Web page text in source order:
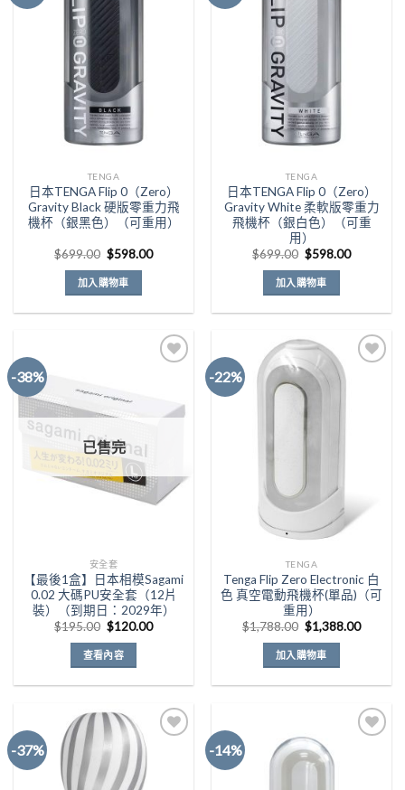
TENGA
日本TENGA Flip 0（Zero）
Gravity Black 硬版零重力飛
機杯（銀黑色）（可重用）
$699.00 原
始
價
格：
$699.00。
$598.00目
加入購物車
TENGA
日本TENGA Flip 0（Zero）
Gravity White 柔軟版零重力
飛機杯（銀白色）（可重
用）
$699.00 原
始
價
格：
$699.00。
$598.00目
加入購物車
-38%
Add to
Wishlist
已售完
安全套
【最後1盒】日本相模Sagami
0.02 大碼PU安全套（12片
裝）（到期日：2029年）
$195.00 原
始
價
格：
$195.00。
$120.00目
查看內容
-22%
TENGA
Tenga Flip Zero Electronic 白
色 真空電動飛機杯(單品)（可
重用）
$1,788.00 原
始
價
格：
$1,788.00。
$1,388.00目
加入購物車
-37% -14%